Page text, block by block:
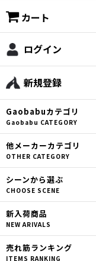
新規登録
ログイン
カート
Gaobabuカテゴリ
Gaobabu CATEGORY
他メーカーカテゴリ
OTHER CATEGORY
シーンから選ぶ
CHOOSE SCENE
新入荷商品
NEW ARIVALS
売れ筋ランキング
ITEMS RANKING